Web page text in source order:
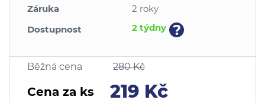
Záruka
2 roky
Dostupnost
2 týdny ?
Běžná cena 280 Kč
Cena za ks 219 Kč